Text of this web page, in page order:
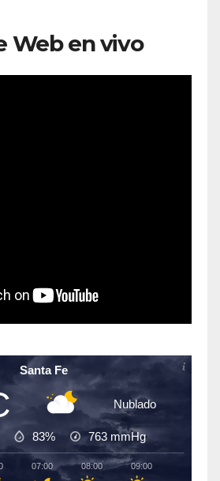
Web en vivo
Santa Fe
Nublado
83% 763 mmHg
07:00 08:00 09:00